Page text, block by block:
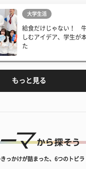
大学生活
給食だけじゃない！
しむアイデア、学生が
た
もっと見る
っかけが詰まった、6つのトビラ